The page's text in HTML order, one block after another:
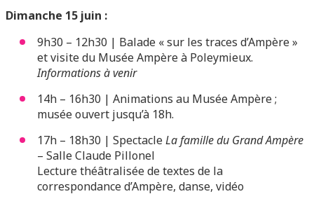
Dimanche 15 juin :
9h30 – 12h30 | Balade « sur les traces d’Ampère »
et visite du Musée Ampère à Poleymieux.
Informations à venir
14h – 16h30 | Animations au Musée Ampère ;
musée ouvert jusqu’à 18h.
17h – 18h30 | SpectacleLa famille du Grand Ampère
– Salle Claude Pillonel
Lecture théâtralisée de textes de la
correspondance d’Ampère, danse, vidéo